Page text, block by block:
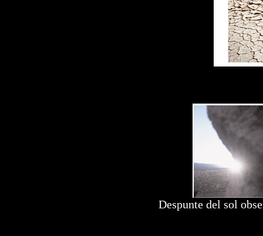
Despunte del sol